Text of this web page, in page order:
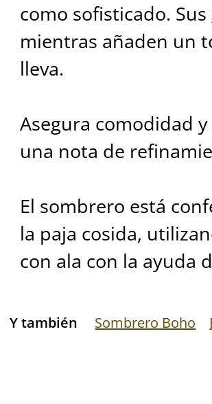
como sofisticado.
mientras añaden un
lleva.
Asegura comodidad
una nota de
El sombrero está
la paja cosida,
con ala con la ayuda
Y también Sombrero Boho